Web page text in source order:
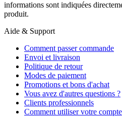
informations sont indiquées
produit.
Aide & Support
Comment passer commande
Envoi et livraison
Politique de retour
Modes de paiement
Promotions et bons d'achat
Vous avez d'autres questions ?
Clients professionnels
Comment utiliser votre compte